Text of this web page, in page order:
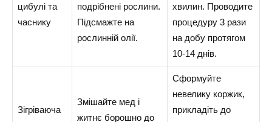
цибулі та
часнику
подрібнені рослини.
Підсмажте на
рослинній олії.
хвилин. Проводите
процедуру 3 рази
на добу протягом
10-14 днів.
Зігріваюча
Змішайте мед і
житнє борошно до
Сформуйте
невелику коржик,
прикладіть до